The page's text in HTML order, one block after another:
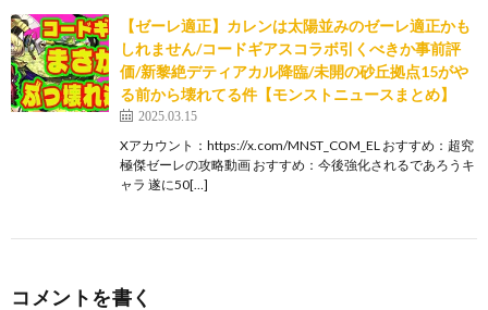
【ゼーレ適正】カレンは太陽並みのゼーレ適正かも
しれません/コードギアスコラボ引くべきか事前評
価/新黎絶デティアカル降臨/未開の砂丘拠点15がや
る前から壊れてる件【モンストニュースまとめ】
2025.03.15
Xアカウント：https://x.com/MNST_COM_EL おすすめ：超究
極傑ゼーレの攻略動画 おすすめ：今後強化されるであろうキ
ャラ 遂に50[…]
コメントを書く